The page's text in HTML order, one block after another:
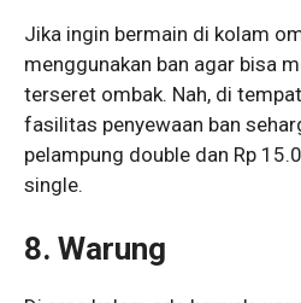
Jika ingin bermain di kolam
menggunakan ban agar bisa
terseret ombak. Nah, di
fasilitas penyewaan ban
pelampung double dan Rp
single.
8. Warung